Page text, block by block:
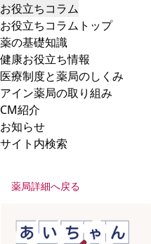
お役立ちコラム
お役立ちコラムトップ
薬の基礎知識
健康お役立ち情報
医療制度と薬局のしくみ
アイン薬局の取り組み
CM紹介
お知らせ
サイト内検索
薬局詳細へ戻る